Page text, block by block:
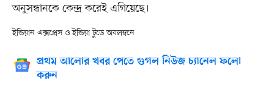
অনুসন্ধানকে কেন্দ্র করেই এগিয়েছে।
ইন্ডিয়ান এক্সপ্রেস ও ইন্ডিয়া টুডে অবলম্বনে
প্রথম আলোর খবর পেতে গুগল নিউজ চ্যানেল ফলো
করুন